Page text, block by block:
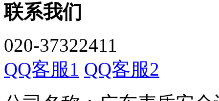
联系我们
020-37322411
QQ客服1 QQ客服2